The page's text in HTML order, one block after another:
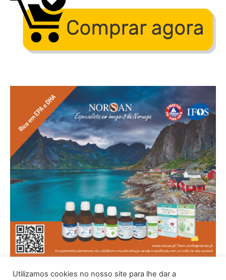
Utilizamos cookies no nosso site para lhe dar a